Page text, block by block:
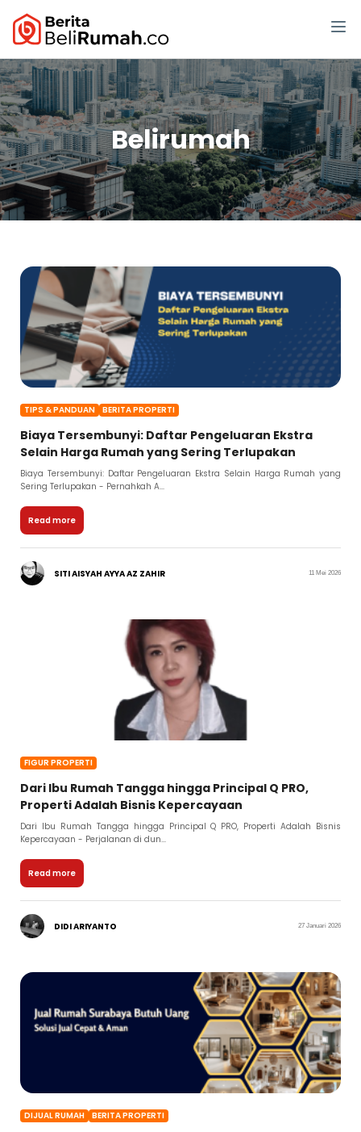
Belirumah
TIPS & PANDUAN BERITA PROPERTI
Biaya Tersembunyi: Daftar Pengeluaran Ekstra
Selain Harga Rumah yang Sering Terlupakan
Biaya Tersembunyi: Daftar Pengeluaran Ekstra Selain Harga Rumah yang
Sering Terlupakan - Pernahkah A...
Read more
SITI AISYAH AYYA AZ ZAHIR 11 Mei 2026
FIGUR PROPERTI
Dari Ibu Rumah Tangga hingga Principal Q PRO,
Properti Adalah Bisnis Kepercayaan
Dari Ibu Rumah Tangga hingga Principal Q PRO, Properti Adalah Bisnis
Kepercayaan - Perjalanan di dun...
Read more
DIDI ARIYANTO 27 Januari 2026
DIJUAL RUMAH BERITA PROPERTI